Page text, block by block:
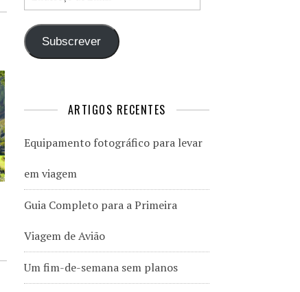
Subscrever
ARTIGOS RECENTES
Equipamento fotográfico para levar
em viagem
Guia Completo para a Primeira
Viagem de Avião
Um fim-de-semana sem planos